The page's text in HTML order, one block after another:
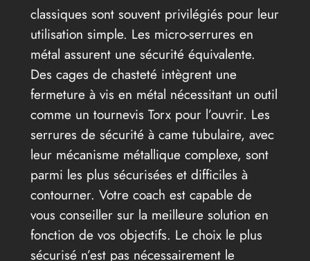
classiques sont souvent privilégiés pour leur
utilisation simple. Les micro-serrures en
métal assurent une sécurité équivalente.
Des cages de chasteté intègrent une
fermeture à vis en métal nécessitant un outil
comme un tournevis Torx pour l’ouvrir. Les
serrures de sécurité à came tubulaire, avec
leur mécanisme métallique complexe, sont
parmi les plus sécurisées et difficiles à
contourner. Votre coach est capable de
vous conseiller sur la meilleure solution en
fonction de vos objectifs. Le choix le plus
sécurisé n’est pas nécessairement le